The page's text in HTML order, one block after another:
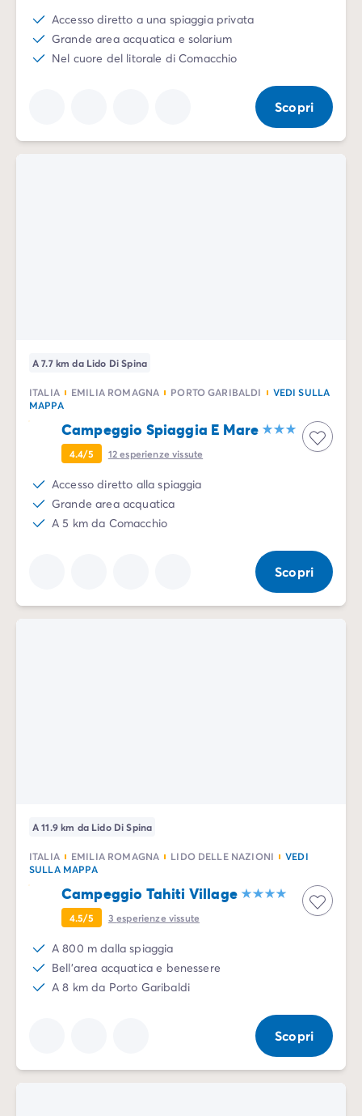
Accesso diretto a una spiaggia privata
Grande area acquatica e solarium
Nel cuore del litorale di Comacchio
Scopri
A 7.7 km da Lido Di Spina
ITALIA EMILIA ROMAGNA PORTO GARIBALDI
VEDI SULLA
MAPPA
Campeggio Spiaggia E Mare
4.4/5 12esperienze vissute
Accesso diretto alla spiaggia
Grande area acquatica
A 5 km da Comacchio
Scopri
A 11.9 km da Lido Di Spina
ITALIA EMILIA ROMAGNA LIDO DELLE NAZIONI
VEDI
SULLA MAPPA
Campeggio Tahiti Village
4.5/5 3esperienze vissute
A 800 m dalla spiaggia
Bell'area acquatica e benessere
A 8 km da Porto Garibaldi
Scopri